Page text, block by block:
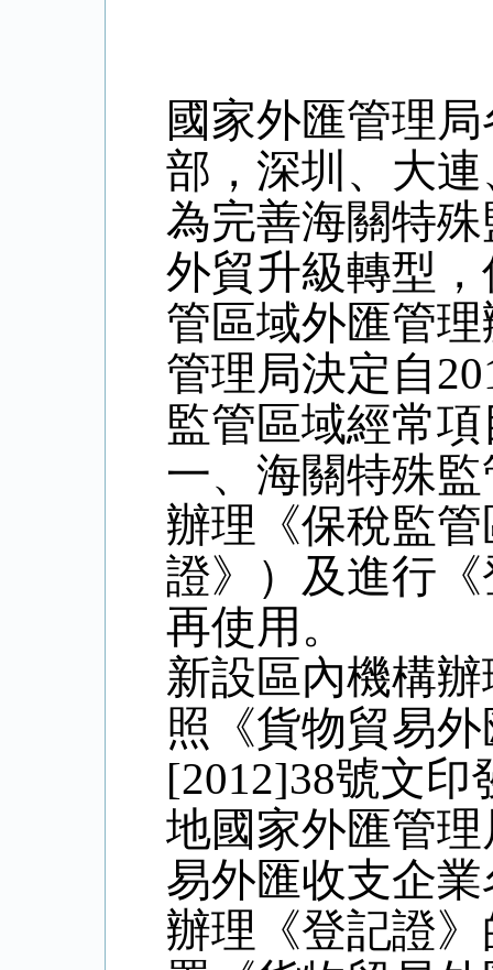
國家外匯管理
部，深圳、大
為完善海關特
外貿升級轉型
管區域外匯管
管理局決定自
監管區域經常
一、海關特殊
辦理《保稅監
證》）及進行
再使用。
新設區內機構
照《貨物貿易
[2012]38號文
地國家外匯管
易外匯收支企
辦理《登記證